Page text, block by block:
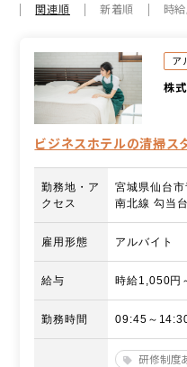
関連順 新着順 時
ア
株
ビジネスホテルの清掃ス
勤務地・ア
クセス
宮城県仙台
南北線 勾当
雇用形態 アルバイト
給与 時給1,050円
勤務時間 09:45～
研修制度